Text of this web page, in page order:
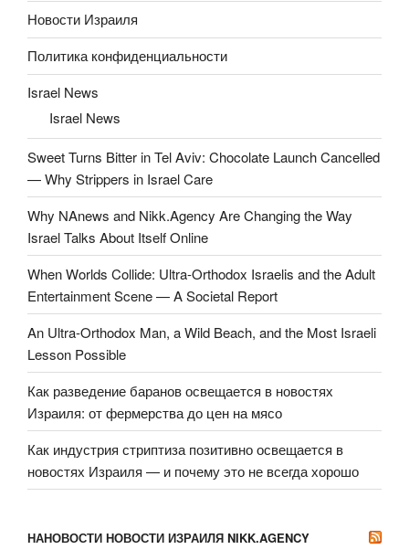
Новости Израиля
Политика конфиденциальности
Israel News
Israel News
Sweet Turns Bitter in Tel Aviv: Chocolate Launch Cancelled
— Why Strippers in Israel Care
Why NAnews and Nikk.Agency Are Changing the Way
Israel Talks About Itself Online
When Worlds Collide: Ultra-Orthodox Israelis and the Adult
Entertainment Scene — A Societal Report
An Ultra-Orthodox Man, a Wild Beach, and the Most Israeli
Lesson Possible
Как разведение баранов освещается в новостях
Израиля: от фермерства до цен на мясо
Как индустрия стриптиза позитивно освещается в
новостях Израиля — и почему это не всегда хорошо
НАНОВОСТИ НОВОСТИ ИЗРАИЛЯ NIKK.AGENCY